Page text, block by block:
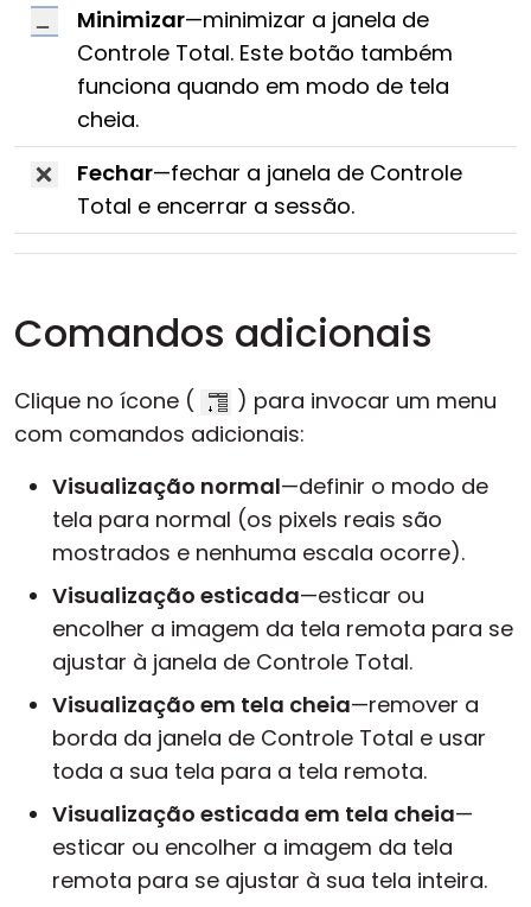
Minimizar—minimizar a janela de
Controle Total. Este botão também
funciona quando em modo de tela
cheia.
Fechar—fechar a janela de Controle
Total e encerrar a sessão.
Comandos adicionais
Clique no ícone (
) para invocar um menu
com comandos adicionais:
Visualização normal—definir o modo de
tela para normal (os pixels reais são
mostrados e nenhuma escala ocorre).
Visualização esticada—esticar ou
encolher a imagem da tela remota para se
ajustar à janela de Controle Total.
Visualização em tela cheia—remover a
borda da janela de Controle Total e usar
toda a sua tela para a tela remota.
Visualização esticada em tela cheia—
esticar ou encolher a imagem da tela
remota para se ajustar à sua tela inteira.